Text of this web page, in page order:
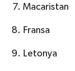
Macaristan
Fransa
Letonya